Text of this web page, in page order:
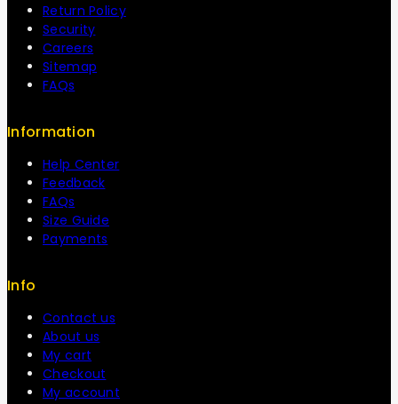
Return Policy
Security
Careers
Sitemap
FAQs
Information
Help Center
Feedback
FAQs
Size Guide
Payments
Info
Contact us
About us
My cart
Checkout
My account